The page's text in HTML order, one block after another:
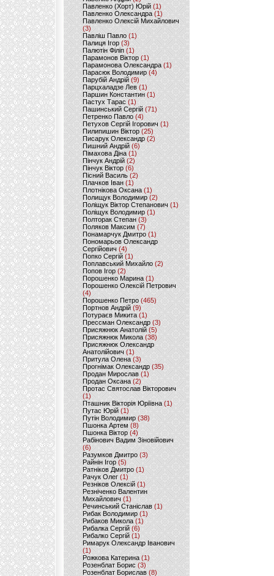
Павленко (Хорт) Юрій (1)
Павленко Олександра (1)
Павленко Олексій Михайлович
(3)
Павліш Павло(1)
Палиця Ігор (3)
Палютін Філіп(1)
Парамонов Віктор (1)
Парамонова Олександра(1)
Парасюк Володимир(4)
Парубій Андрій (9)
Парцхаладзе Лев (1)
Паршин Константин(1)
Пастух Тарас (1)
Пашинський Сергій (71)
Петренко Павло (4)
Петухов Сергій Ігорович (1)
Пилипишин Віктор(25)
Писарук Олександр(2)
Пишний Андрій (6)
Пімахова Діна(1)
Пінчук Андрій(2)
Пінчук Віктор (6)
Пісний Василь (2)
Плачков Іван(1)
Плотнікова Оксана (1)
Полищук Володимир(2)
Поліщук Віктор Степанович(1)
Поліщук Володимир (1)
Полторак Степан(3)
Поляков Максим (7)
Понамарчук Дмитро (1)
Пономарьов Олександр
Сергійович(4)
Попко Сергій (1)
Поплавський Михайло (2)
Попов Ігор(2)
Порошенко Марина (1)
Порошенко Олексій Петрович
(4)
Порошенко Петро (465)
Портнов Андрій (9)
Потураєв Микита(1)
Прессман Олександр(3)
Присяжнюк Анатолій (5)
Присяжнюк Микола (38)
Присяжнюк Олександр
Анатолійович (1)
Притула Олена (3)
Прогнімак Олександр(35)
Продан Мирослав(1)
Продан Оксана (2)
Протас Святослав Вікторович
(1)
Пташник Вікторія Юріївна (1)
Путас Юрій (1)
Путін Володимир(38)
Пшонка Артем (8)
Пшонка Віктор(4)
Рабінович Вадим Зіновійович
(6)
Разумков Дмитро (3)
Райнін Ігор(5)
Ратніков Дмитро (1)
Рачук Олег (1)
Резніков Олексій(1)
Резніченко Валентин
Михайлович (1)
Речинський Станіслав (1)
Рибак Володимир(1)
Рибаков Микола(1)
Рибалка Сергій (6)
Рибалко Сергій (1)
Римарук Олександр Іванович
(1)
Рожкова Катерина(1)
Розенблат Борис (3)
Розенблат Борислав (8)